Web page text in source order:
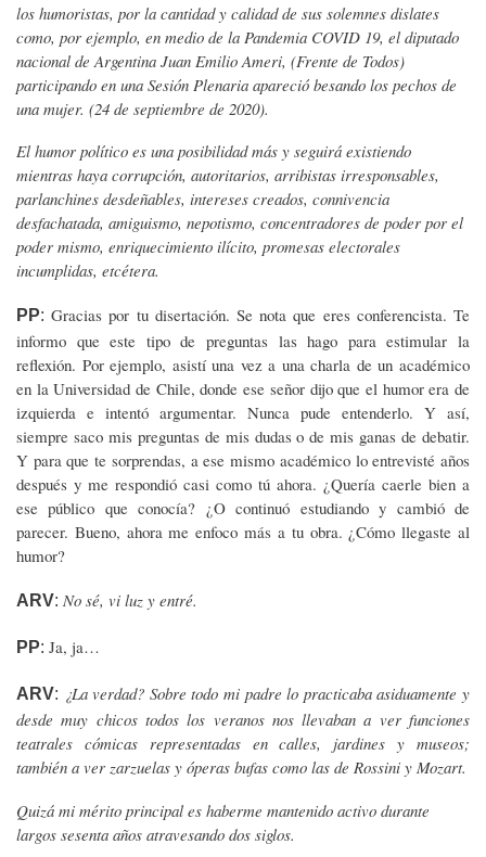
los humoristas, por la cantidad y calidad de sus solemnes dislates
como, por ejemplo, en medio de la Pandemia COVID 19, el diputado
nacional de Argentina Juan Emilio Ameri, (Frente de Todos)
participando en una Sesión Plenaria apareció besando los pechos de
una mujer. (24 de septiembre de 2020).
El humor político es una posibilidad más y seguirá existiendo
mientras haya corrupción, autoritarios, arribistas irresponsables,
parlanchines desdeñables, intereses creados, connivencia
desfachatada, amiguismo, nepotismo, concentradores de poder por el
poder mismo, enriquecimiento ilícito, promesas electorales
incumplidas, etcétera.
PP:Gracias por tu disertación. Se nota que eres conferencista. Te
informo que este tipo de preguntas las hago para estimular la
reflexión. Por ejemplo, asistí una vez a una charla de un académico
en la Universidad de Chile, donde ese señor dijo que el humor era de
izquierda e intentó argumentar. Nunca pude entenderlo. Y así,
siempre saco mis preguntas de mis dudas o de mis ganas de debatir.
Y para que te sorprendas, a ese mismo académico lo entrevisté años
después y me respondió casi como tú ahora. ¿Quería caerle bien a
ese público que conocía? ¿O continuó estudiando y cambió de
parecer. Bueno, ahora me enfoco más a tu obra. ¿Cómo llegaste al
humor?
ARV: No sé, vi luz y entré.
PP: Ja, ja…
ARV: ¿La verdad? Sobre todo mi padre lo practicaba asiduamente y
desde muy chicos todos los veranos nos llevaban a ver funciones
teatrales cómicas representadas en calles, jardines y museos;
también a ver zarzuelas y óperas bufas como las de Rossini y Mozart.
Quizá mi mérito principal es haberme mantenido activo durante
largos sesenta años atravesando dos siglos.